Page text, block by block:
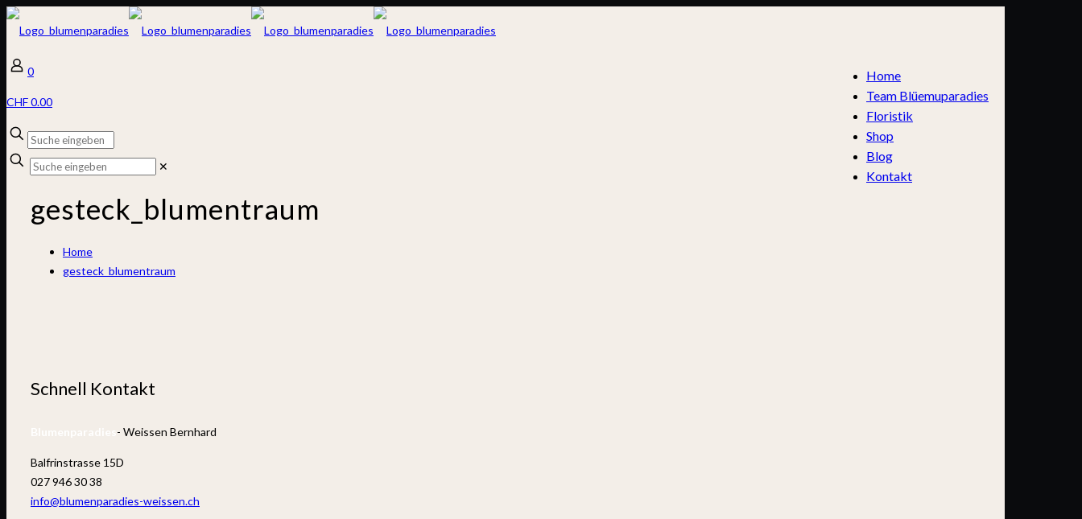
Home
Team Blüemuparadies
Floristik
Shop
Blog
Kontakt
0
CHF 0.00
✕
gesteck_blumentraum
Home
gesteck_blumentraum
Schnell Kontakt
- Weissen Bernhard
Balfrinstrasse 15D
027 946 30 38
info@blumenparadies-weissen.ch